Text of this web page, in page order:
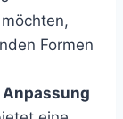
Formen
Anpassung